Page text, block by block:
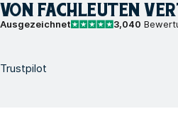
VON FACHLEUTEN
Ausgezeichnet 3,040
Trustpilot